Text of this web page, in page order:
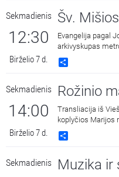
Sekmadienis
12:30
Birželio 7 d.
Šv. Mišios
Evangelija pagal
arkivyskupas
transliacija iš
Apaštalinis
Sekmadienis
14:00
Birželio 7 d.
Rožinio
Transliacija iš
koplyčios Marijos
Sekmadienis Muzika ir